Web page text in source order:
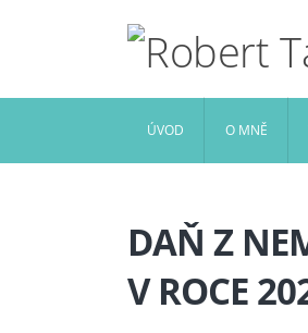
ÚVOD O MNĚ
DAŇ Z
V ROCE